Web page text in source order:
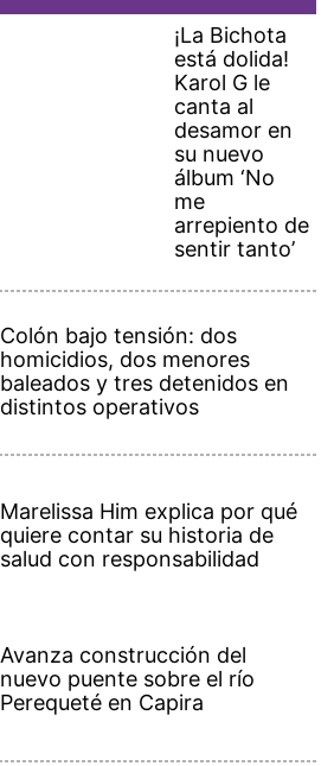
¡La Bichota
está dolida!
Karol G le
canta al
desamor en
su nuevo
álbum ‘No
me
arrepiento de
sentir tanto’
Colón bajo tensión: dos
homicidios, dos menores
baleados y tres detenidos en
distintos operativos
Marelissa Him explica por qué
quiere contar su historia de
salud con responsabilidad
Avanza construcción del
nuevo puente sobre el río
Perequeté en Capira